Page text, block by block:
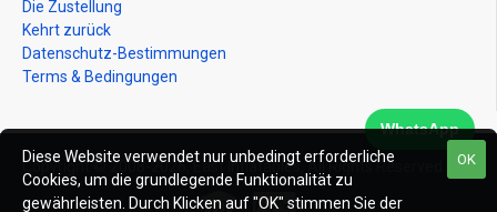
Die Zustellung
Kehrt zurück
Datenschutz-Bestimmungen
Terms & Bedingungen
Copyright © 2008-2026, East Inflatables, All Rights Reserved OK
Diese Website verwendet nur unbedingt erforderliche
Cookies, um die grundlegende Funktionalität zu
gewährleisten. Durch Klicken auf "OK" stimmen Sie der
WhatsApp